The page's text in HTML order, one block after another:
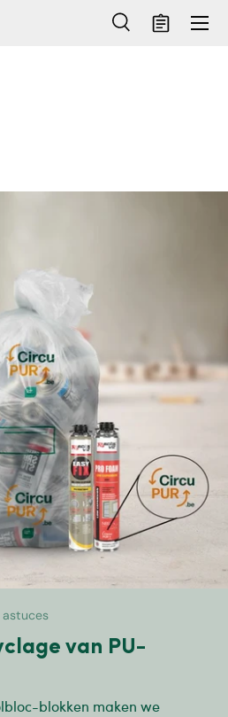
ZoekenMandje
Menu
astuces
van PU-
blokken maken we